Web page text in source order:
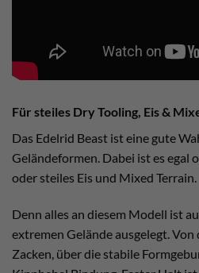
Für steiles Dry Tooling, Eis &
Das Edelrid Beast ist eine gute
Geländeformen. Dabei ist es egal
oder steiles Eis und Mixed Terrain.
Denn alles an diesem Modell ist
extremen Gelände ausgelegt.
Zacken, über die stabile